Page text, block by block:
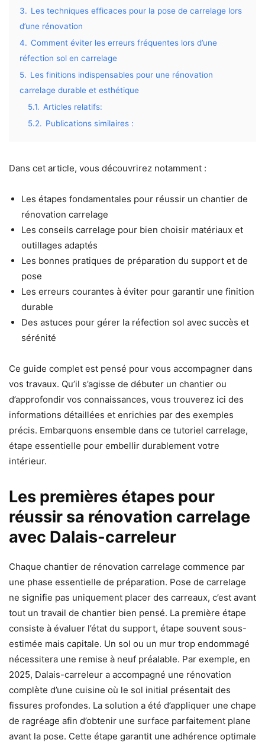
3. Les techniques efficaces pour la pose de carrelage lors
d’une rénovation
4. Comment éviter les erreurs fréquentes lors d’une
réfection sol en carrelage
5. Les finitions indispensables pour une rénovation
carrelage durable et esthétique
5.1. Articles relatifs:
5.2. Publications similaires :
Dans cet article, vous découvrirez notamment :
Les étapes fondamentales pour réussir un chantier de
rénovation carrelage
Les conseils carrelage pour bien choisir matériaux et
outillages adaptés
Les bonnes pratiques de préparation du support et de
pose
Les erreurs courantes à éviter pour garantir une finition
durable
Des astuces pour gérer la réfection sol avec succès et
sérénité
Ce guide complet est pensé pour vous accompagner dans
vos travaux. Qu’il s’agisse de débuter un chantier ou
d’approfondir vos connaissances, vous trouverez ici des
informations détaillées et enrichies par des exemples
précis. Embarquons ensemble dans ce tutoriel carrelage,
étape essentielle pour embellir durablement votre
intérieur.
Les premières étapes pour
réussir sa rénovation carrelage
avec Dalais-carreleur
Chaque chantier de rénovation carrelage commence par
une phase essentielle de préparation. Pose de carrelage
ne signifie pas uniquement placer des carreaux, c’est avant
tout un travail de chantier bien pensé. La première étape
consiste à évaluer l’état du support, étape souvent sous-
estimée mais capitale. Un sol ou un mur trop endommagé
nécessitera une remise à neuf préalable. Par exemple, en
2025, Dalais-carreleur a accompagné une rénovation
complète d’une cuisine où le sol initial présentait des
fissures profondes. La solution a été d’appliquer une chape
de ragréage afin d’obtenir une surface parfaitement plane
avant la pose. Cette étape garantit une adhérence optimale